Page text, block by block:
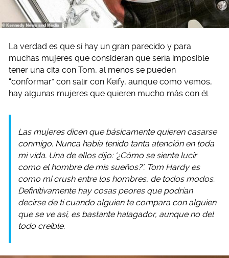
La verdad es que sí hay un gran parecido y para
muchas mujeres que consideran que sería imposible
tener una cita con Tom, al menos se pueden
“conformar” con salir con Keify, aunque como vemos,
hay algunas mujeres que quieren mucho más con él.
Las mujeres dicen que básicamente quieren casarse
conmigo. Nunca había tenido tanta atención en toda
mi vida. Una de ellos dijo: ‘¿Cómo se siente lucir
como el hombre de mis sueños?’. Tom Hardy es
como mi crush entre los hombres, de todos modos.
Definitivamente hay cosas peores que podrían
decirse de ti cuando alguien te compara con alguien
que se ve así, es bastante halagador, aunque no del
todo creíble.